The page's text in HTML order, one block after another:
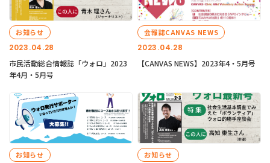
2023.04.28
お知らせ
市民活動総合情報誌「ウォロ」2023
年4月・5月号
2023.04.28
会報誌CANVAS NEWS
【CANVAS NEWS】2023年4・5月号
お知らせ お知らせ